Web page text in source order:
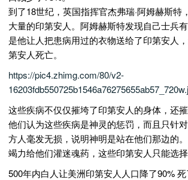
到了18世纪，英国指挥官杰弗瑞·阿姆赫斯特
大量的印第安人。阿姆赫斯特发现自己士兵
是他让人把患病用过的衣物送给了印第安人
第安人死亡。
https://pic4.zhimg.com/80/v2-
这些疾病不仅仅摧垮了印第安人的身体，还
他们认为这些疾病是神灵的惩罚，而且只针
方人毫发无损，说明神明是站在他们那边的
竭力给他们灌迷魂药，这些印第安人只能选择
500年内白人让美洲印第安人人口降了90%